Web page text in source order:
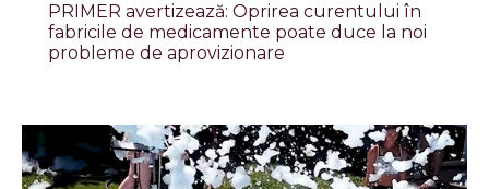
PRIMER avertizează: Oprirea curentului în
fabricile de medicamente poate duce la noi
probleme de aprovizionare